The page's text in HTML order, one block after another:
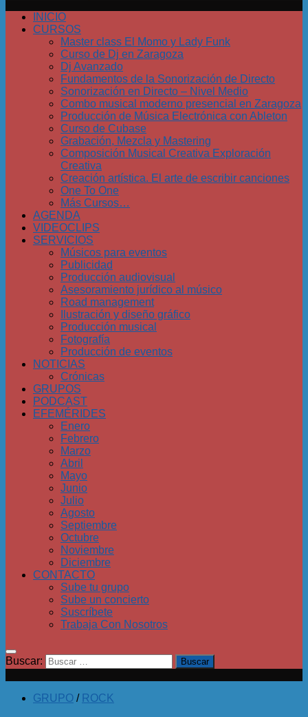
INICIO
CURSOS
Master class El Momo y Lady Funk
Curso de Dj en Zaragoza
Dj Avanzado
Fundamentos de la Sonorización de Directo
Sonorización en Directo – Nivel Medio
Combo musical moderno presencial en Zaragoza
Producción de Música Electrónica con Ableton
Curso de Cubase
Grabación, Mezcla y Mastering
Composición Musical Creativa Exploración
Creativa
Creación artística. El arte de escribir canciones
One To One
Más Cursos…
AGENDA
VIDEOCLIPS
SERVICIOS
Músicos para eventos
Publicidad
Producción audiovisual
Asesoramiento jurídico al músico
Road management
Ilustración y diseño gráfico
Producción musical
Fotografía
Producción de eventos
NOTICIAS
Crónicas
GRUPOS
PODCAST
EFEMÉRIDES
Enero
Febrero
Marzo
Abril
Mayo
Junio
Julio
Agosto
Septiembre
Octubre
Noviembre
Diciembre
CONTACTO
Sube tu grupo
Sube un concierto
Suscríbete
Trabaja Con Nosotros
Buscar:
GRUPO / ROCK